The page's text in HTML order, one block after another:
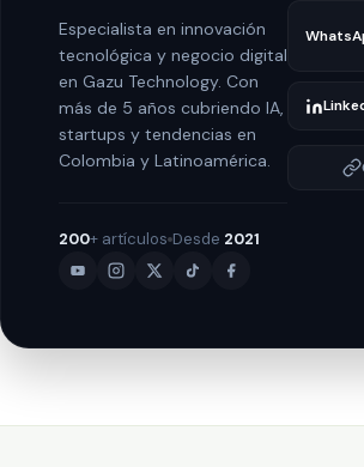
Especialista en innovación
tecnológica y negocio digital
en Gazu Technology. Con
más de 5 años cubriendo IA,
startups y tendencias en
Colombia y Latinoamérica.
200+ artículos Desde 2021